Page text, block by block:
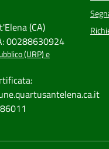
(CA)
00288630924
(URP) e